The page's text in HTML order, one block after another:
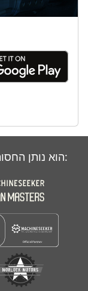
Machineseeker.co.il הוא נותן החסות הרשמי של: